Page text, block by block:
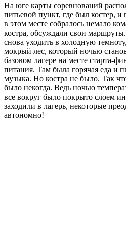
На юге карты соревнований
питьевой пункт, где был костер, и
в этом месте собралось немало
костра, обсуждали свои
снова уходить в холодную
мокрый лес, который ночью
базовом лагере на месте старта-
питания. Там была горячая еда и
музыка. Но костра не было. Так
было некогда. Ведь ночью
все вокруг было покрыто слоем
заходили в лагерь, некоторые
автономно!